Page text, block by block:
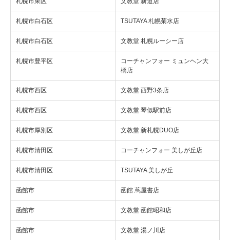
札幌市白石区 TSUTAYA 札幌菊水店
札幌市白石区 文教堂 札幌ルーシー店
札幌市豊平区
コーチャンフォー ミュンヘン大
橋店
札幌市西区 文教堂 西野3条店
札幌市西区 文教堂 琴似駅前店
札幌市厚別区 文教堂 新札幌DUO店
札幌市清田区 コーチャンフォー 美しが丘店
札幌市清田区 TSUTAYA 美しが丘
函館市 函館 蔦屋書店
函館市 文教堂 函館昭和店
函館市 文教堂 湯ノ川店